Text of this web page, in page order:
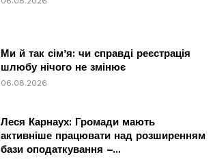
Ми й так сім’я: чи справді реєстрація
шлюбу нічого не змінює
06.08.2026
Леся Карнаух: Громади мають
активніше працювати над розширенням
бази оподаткування –...